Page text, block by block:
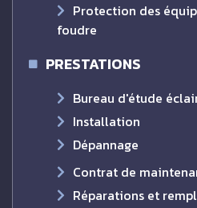
Protection des
foudre
PRESTATIONS
Bureau d'étude
Installation
Dépannage
Contrat de
Réparations et